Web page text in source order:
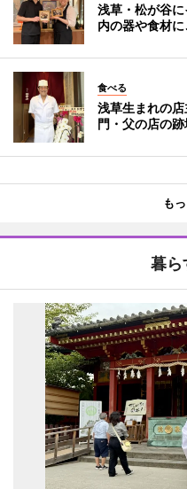
浅草・松が谷
内の器や食材に
食べる
浅草生まれの
門・父の店の
も
暮ら